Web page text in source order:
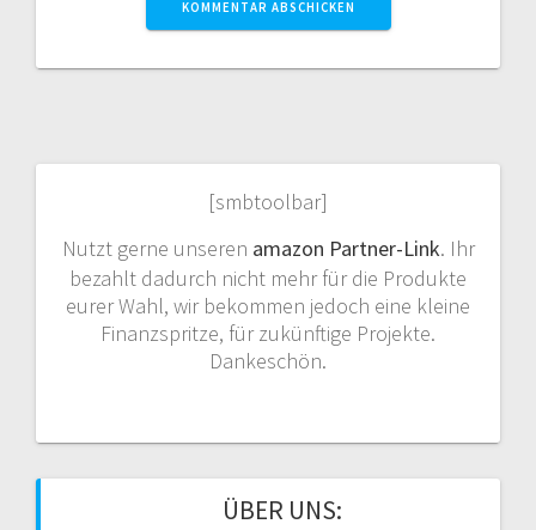
[smbtoolbar]
Nutzt gerne unseren amazon Partner-Link. Ihr
bezahlt dadurch nicht mehr für die Produkte
eurer Wahl, wir bekommen jedoch eine kleine
Finanzspritze, für zukünftige Projekte.
Dankeschön.
ÜBER UNS: